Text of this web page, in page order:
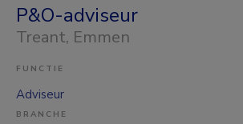
P&O-adviseur
Treant, Emmen
FUNCTIE
Adviseur
BRANCHE